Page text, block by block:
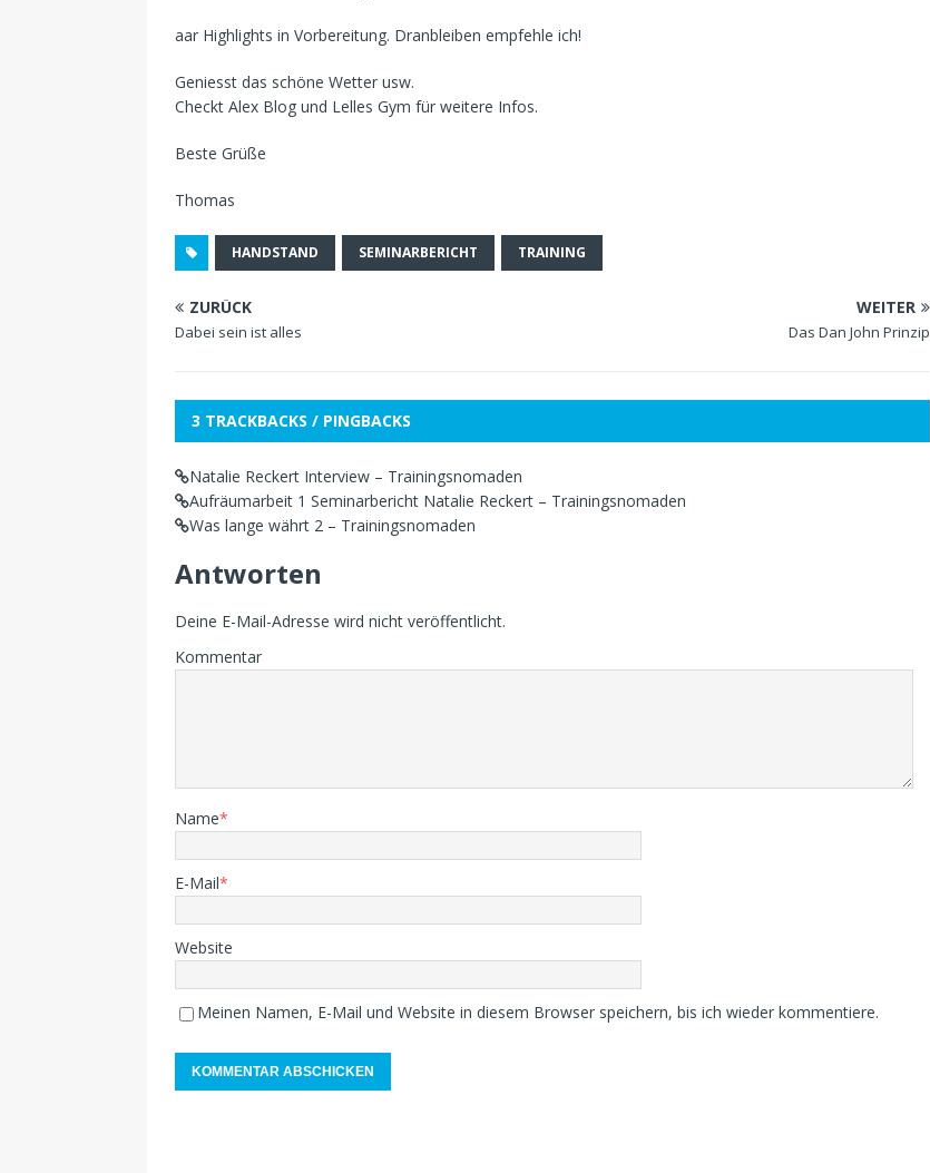
aar Highlights in Vorbereitung. Dranbleiben empfehle ich!
Geniesst das schöne Wetter usw.
Checkt Alex Blog und Lelles Gym für weitere Infos.
Beste Grüße
Thomas
HANDSTAND SEMINARBERICHT TRAINING
ZURÜCK
Dabei sein ist alles
WEITER
Das Dan John Prinzip
3 TRACKBACKS / PINGBACKS
Natalie Reckert Interview – Trainingsnomaden
Aufräumarbeit 1 Seminarbericht Natalie Reckert – Trainingsnomaden
Was lange währt 2 – Trainingsnomaden
Antworten
Deine E-Mail-Adresse wird nicht veröffentlicht.
Kommentar
Name*
E-Mail*
Website
Meinen Namen, E-Mail und Website in diesem Browser speichern, bis ich wieder kommentiere.